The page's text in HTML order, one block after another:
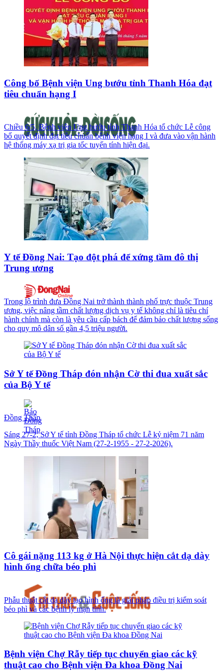
Công bố Bệnh viện Ung bướu tỉnh Thanh Hóa đạt
tiêu chuẩn hạng I
Chiều 6/5, Bệnh viện Ung bướu tỉnh Thanh Hóa tổ chức Lễ công
bố quyết định đạt tiêu chuẩn bệnh viện hạng I và đưa vào vận hành
hệ thống máy xạ trị gia tốc tuyến tính hiện đại.
Y tế Đồng Nai: Tạo đột phá để xứng tầm đô thị
Trung ương
Trong lộ trình đưa Đồng Nai trở thành thành phố trực thuộc Trung
ương, việc nâng tầm chất lượng dịch vụ y tế không chỉ là tiêu chí
hành chính mà còn là yêu cầu cấp bách để đảm bảo chất lượng sống
cho quy mô dân số gần 4,5 triệu người.
Sở Y tế Đồng Tháp đón nhận Cờ thi đua xuất sắc
của Bộ Y tế
Đồng Tháp
Sáng 27-2, Sở Y tế tỉnh Đồng Tháp tổ chức Lễ kỷ niệm 71 năm
Ngày Thầy thuốc Việt Nam (27-2-1955 - 27-2-2026).
Cô gái nặng 113 kg ở Hà Nội thực hiện cắt dạ dày
hình ống chữa béo phì
Phẫu thuật cắt dạ dày tạo hình ống là giải pháp điều trị kiểm soát
béo phì và các bệnh lý mạn tính.
Bệnh viện Chợ Rẫy tiếp tục chuyển giao các kỹ
thuật cao cho Bệnh viện Đa khoa Đồng Nai